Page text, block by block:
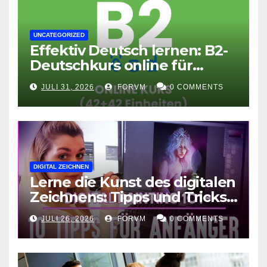
UNCATEGORIZED
Effektiv Deutsch lernen: B2-
Deutschkurs online für
Fortgeschrittene
JULI 31, 2026 FORVM 0 COMMENTS
DIGITAL ZEICHNEN
Lerne die Kunst des digitalen
Zeichnens: Tipps und Tricks
für kreative Ausdruckskunst
JULI 26, 2026 FORVM 0 COMMENTS